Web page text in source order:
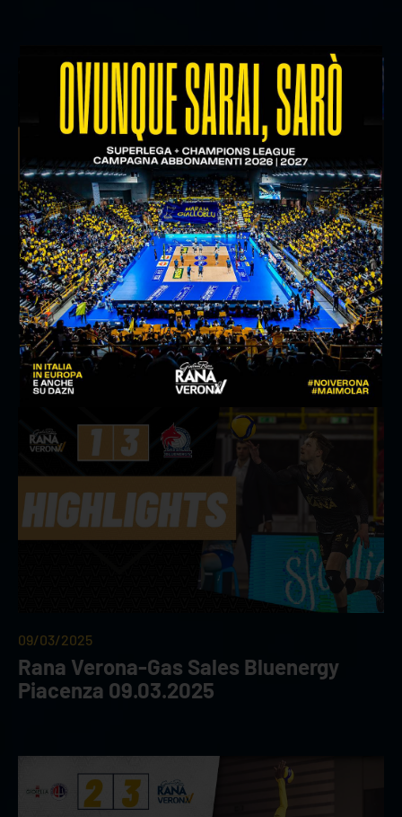
16/03/2025
Gas Sales Bluenergy Piacenza-Rana
Verona 16.03.2025
09/03/2025
Rana Verona-Gas Sales Bluenergy
Piacenza 09.03.2025